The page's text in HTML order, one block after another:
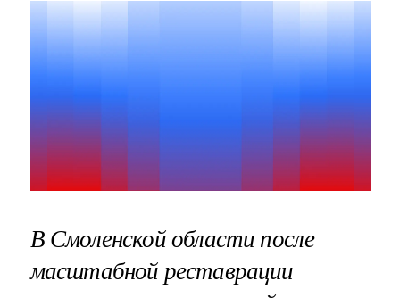
В Смоленской области после
масштабной реставрации